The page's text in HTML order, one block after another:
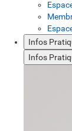
Infos
Infos